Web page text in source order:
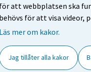
att webbplatsen ska
för att visa videor,
mer om kakor.
Jag tillåter alla kakor